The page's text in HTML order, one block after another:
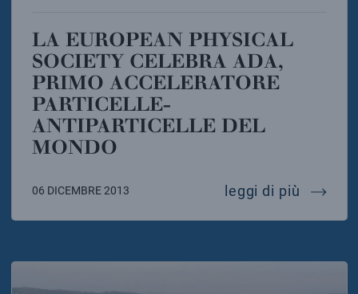
LA EUROPEAN PHYSICAL
SOCIETY CELEBRA ADA,
PRIMO ACCELERATORE
PARTICELLE-
ANTIPARTICELLE DEL
MONDO
06 DICEMBRE 2013 leggi di più la